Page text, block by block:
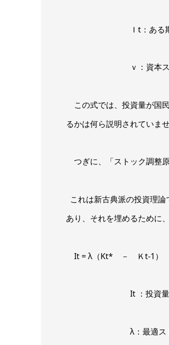
Ｉt：ある期の
ｖ：資本ストック
この式では、投資量が国
るかは何ら説明されていませ
つぎに、「ストック調整
これは新古典派の投資理
あり、それを埋めるために
It = λ（Kt* － Ｋt-1）
It ：投資量
λ：最適ストックと